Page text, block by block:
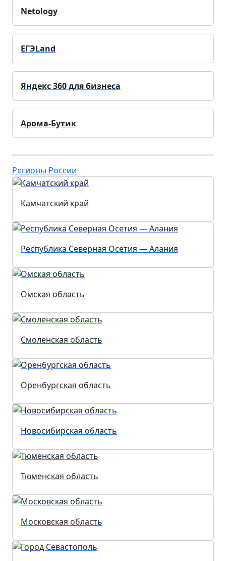
Netology
ЕГЭLand
Яндекс 360 для бизнеса
Арома-Бутик
Регионы России
Камчатский край
Республика Северная Осетия — Алания
Омская область
Смоленская область
Оренбургская область
Новосибирская область
Тюменская область
Московская область